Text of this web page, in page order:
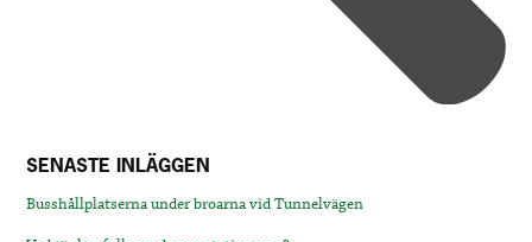
SENASTE INLÄGGEN
Busshållplatserna under broarna vid Tunnelvägen